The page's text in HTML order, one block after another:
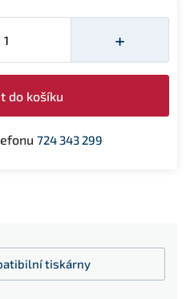
Množství
+
do košíku
724 343 299
tiskárny